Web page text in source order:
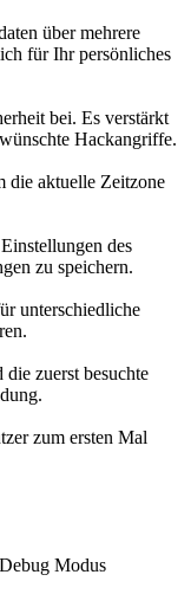
über mehrere
für Ihr persönliches
bei. Es verstärkt
Hackangriffe.
die aktuelle Zeitzone
des
zu speichern.
unterschiedliche
zuerst besuchte
zum ersten Mal
Modus